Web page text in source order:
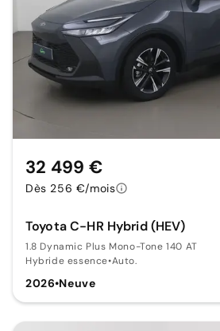
Toyota C-HR Hybrid (HEV)
1.8 Dynamic Plus Mono-Tone 140 AT
Hybride essence•Auto.
2026•Neuve
32 499 €
Dès 256 €/mois